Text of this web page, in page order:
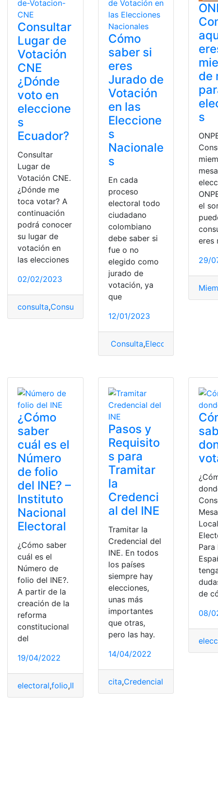
Consultar
Lugar de
Votación
CNE
¿Dónde
voto en
eleccione
s
Ecuador?
Consultar
Lugar de
Votación CNE.
¿Dónde me
toca votar? A
continuación
podrá conocer
su lugar de
votación en
las elecciones
02/02/2023
consulta,Consultar lugar de votación Ecuador
Cómo
saber si
eres
Jurado de
Votación
en las
Eleccione
s
Nacionale
s
En cada
proceso
electoral todo
ciudadano
colombiano
debe saber si
fue o no
elegido como
jurado de
votación, ya
que
12/01/2023
Consulta,Elecciones
de
s
el
eres
29/
¿Cómo
saber
cuál es el
Número
de folio
del INE? –
Instituto
Nacional
Electoral
¿Cómo saber
cuál es el
Número de
folio del INE?.
A partir de la
creación de la
reforma
constitucional
del
19/04/2022
electoral,folio,INE Instituto Nacional Electoral
Pasos y
Requisito
s para
Tramitar
la
Credenci
al del INE
Tramitar la
Credencial del
INE. En todos
los países
siempre hay
elecciones,
unas más
importantes
que otras,
pero las hay.
14/04/2022
cita,Credencial
Para
de
08/